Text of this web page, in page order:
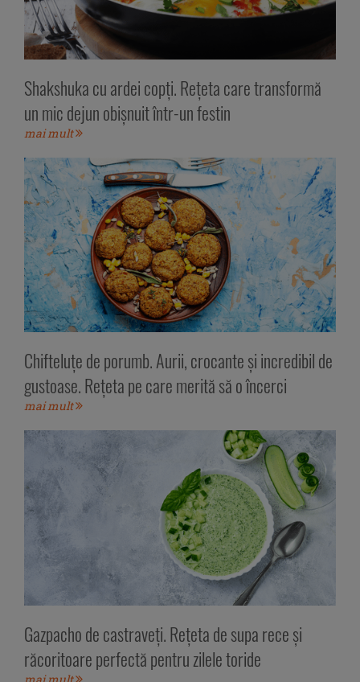
Shakshuka cu ardei copți. Rețeta care transformă
un mic dejun obișnuit într-un festin
mai mult
Chifteluțe de porumb. Aurii, crocante și incredibil de
gustoase. Rețeta pe care merită să o încerci
mai mult
Gazpacho de castraveți. Rețeta de supa rece și
răcoritoare perfectă pentru zilele toride
mai mult